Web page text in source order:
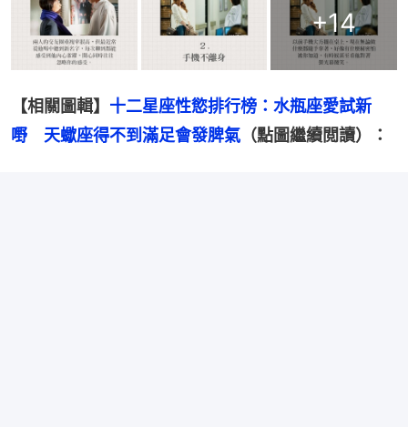
+14
【相關圖輯】 十二星座性慾排行榜：水瓶座愛試新
嘢　天蠍座得不到滿足會發脾氣 （點圖繼續閲讀）：